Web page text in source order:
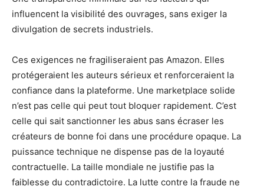
influencent la visibilité des ouvrages, sans exiger la
divulgation de secrets industriels.
Ces exigences ne fragiliseraient pas Amazon. Elles
protégeraient les auteurs sérieux et renforceraient la
confiance dans la plateforme. Une marketplace solide
n’est pas celle qui peut tout bloquer rapidement. C’est
celle qui sait sanctionner les abus sans écraser les
créateurs de bonne foi dans une procédure opaque. La
puissance technique ne dispense pas de la loyauté
contractuelle. La taille mondiale ne justifie pas la
faiblesse du contradictoire. La lutte contre la fraude ne